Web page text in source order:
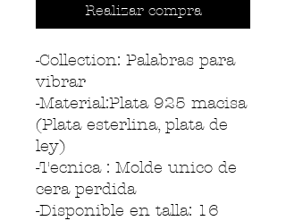
Realizar compra
-Collection: Palabras para
vibrar
-Material:Plata 925 macisa
(Plata esterlina, plata de
ley)
-Tecnica : Molde unico de
cera perdida
-Disponible en talla: 16